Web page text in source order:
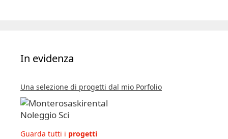
In evidenza
Una selezione di progetti dal mio Porfolio
Guarda tutti i progetti